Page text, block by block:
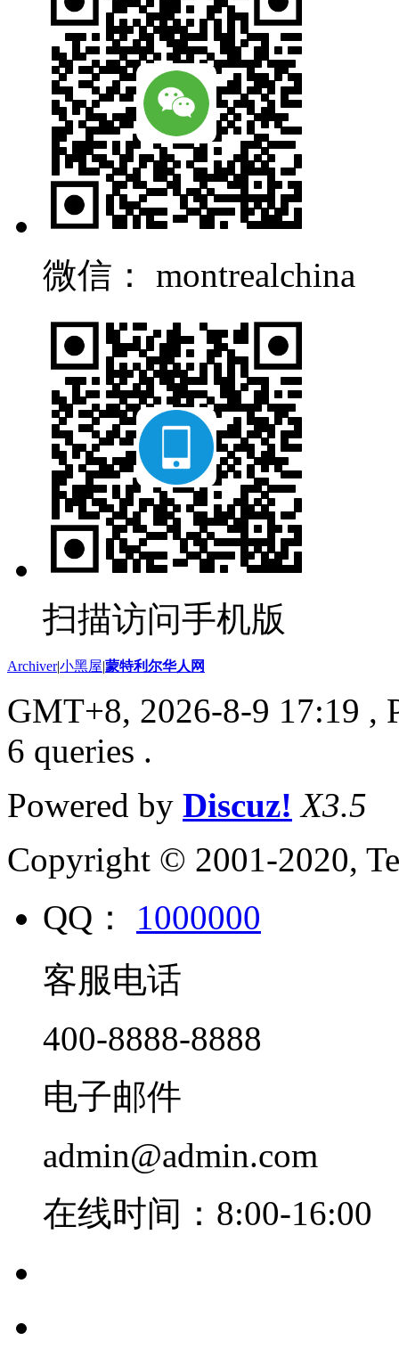
微信： montrealchina
扫描访问手机版
Archiver|小黑屋|蒙特利尔华人网
GMT+8, 2026-8-9 17:19 ,
6 queries .
Powered by Discuz! X3.5
Copyright © 2001-2020,
QQ： 1000000
客服电话
400-8888-8888
电子邮件
admin@admin.com
在线时间：8:00-16:00